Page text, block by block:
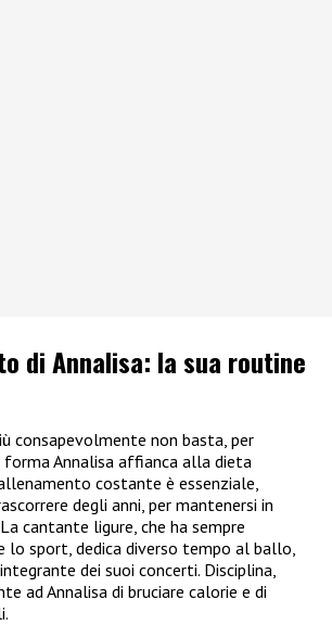
di Annalisa: la sua routine
consapevolmente non basta, per
Annalisa affianca alla dieta
costante è essenziale,
degli anni, per mantenersi in
cantante ligure, che ha sempre
lo sport, dedica diverso tempo al ballo,
dei suoi concerti. Disciplina,
ad Annalisa di bruciare calorie e di